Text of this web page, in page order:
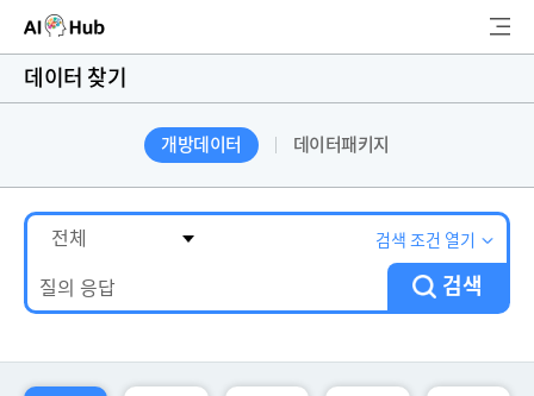
AI-Hub
AI 데이터찾기
AI 허브소개
색
데이터 찾기
개방데이터 데이터패키지
검색 조건 열기
검색